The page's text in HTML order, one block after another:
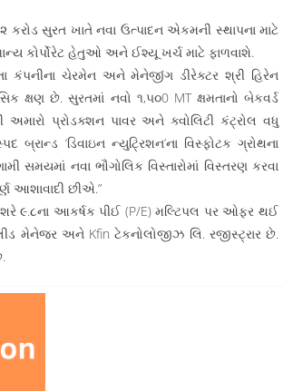
કરોડ સુરત ખાતે નવા ઉત્પાદન એકમની સ્થાપના માટે
કોર્પોરેટ હેતુઓ અને ઈશ્યૂ ખર્ચ માટે ફાળવાશે.
ચેરમેન અને મેનેજીંગ ડીરેક્ટર શ્રી હિરેન
છે. સુરતમાં નવો ૧,૫૦0 MT ક્ષમતાનો બેકવર્ડ
અમારો પ્રોડક્શન પાવર અને ક્વોલિટી કંટ્રોલ વધુ
‘ડિવાઇન ન્યુટ્રિશન’ના વિસ્ફોટક ગ્રોથના
નવા ભૌગોલિક વિસ્તારોમાં વિસ્તરણ કરવા
આશાવાદી છીએ.”
૯.૮ના આકર્ષક પીઈ (P/E) મલ્ટિપલ પર ઓફર થઈ
લીડ મેનેજર અને Kfin ટેકનોલોજીઝ લિ. રજીસ્ટ્રાર છે.